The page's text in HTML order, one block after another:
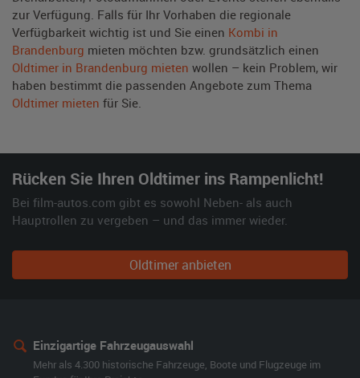
zur Verfügung. Falls für Ihr Vorhaben die regionale
Verfügbarkeit wichtig ist und Sie einen Kombi in
Brandenburg mieten möchten bzw. grundsätzlich einen
Oldtimer in Brandenburg mieten wollen – kein Problem, wir
haben bestimmt die passenden Angebote zum Thema
Oldtimer mieten für Sie.
Rücken Sie Ihren Oldtimer ins Rampenlicht!
Bei film-autos.com gibt es sowohl Neben- als auch
Hauptrollen zu vergeben – und das immer wieder.
Oldtimer anbieten
Einzigartige Fahrzeugauswahl
Mehr als 4.300 historische Fahrzeuge, Boote und Flugzeuge im